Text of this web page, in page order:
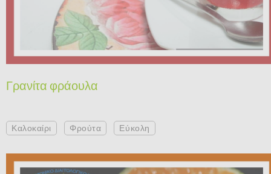
Γρανίτα φράουλα
Καλοκαίρι Φρούτα Εύκολη